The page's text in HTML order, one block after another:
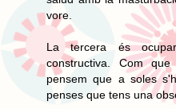
vore.
La tercera és
constructiva. Com
pensem que a soles
penses que tens una